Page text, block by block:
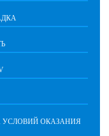
УСЛОВИЙ ОКАЗАНИЯ